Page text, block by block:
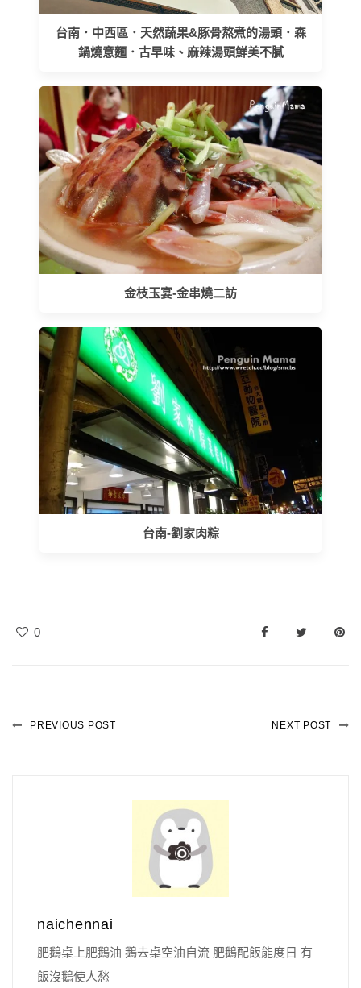
台南．中西區．天然蔬果&豚骨熬煮的湯頭．森
鍋燒意麵．古早味、麻辣湯頭鮮美不膩
金枝玉宴-金串燒二訪
台南-劉家肉粽
0
PREVIOUS POST NEXT POST
naichennai
肥鵝桌上肥鵝油 鵝去桌空油自流 肥鵝配飯能度日 有
飯沒鵝使人愁